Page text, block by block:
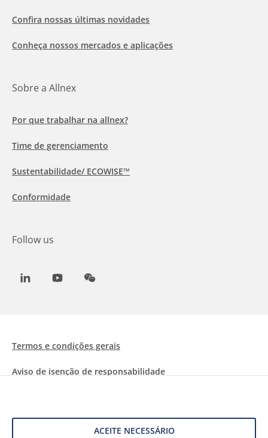
ACEITE NECESSÁRIO
Confira nossas últimas novidades
Conheça nossos mercados e aplicações
Sobre a Allnex
Por que trabalhar na allnex?
Time de gerenciamento
Sustentabilidade/ ECOWISE™
Conformidade
Follow us
LinkedInYoutubeWeChat
Termos e condições gerais
Aviso de isenção de responsabilidade
Proteção de dados